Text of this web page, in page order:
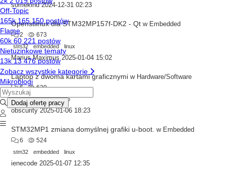
somekind 2024-12-31 02:23
Openstlinux dla STM32MP157f-DK2 - Qt w Embedded
2
673
stm32
embedded linux
Marius.Maximus 2025-01-04 15:02
Laptop z dwoma kartami graficznymi w Hardware/Software
6
630
linux
windows laptop
obscurity 2025-01-06 18:23
STM32MP1 zmiana domyślnej grafiki u-boot. w Embedded
6
524
stm32
embedded linux
ienecode 2025-01-07 12:35